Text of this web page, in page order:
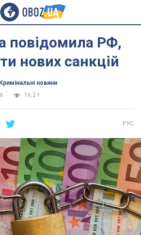
повідомила РФ,
нових санкцій
Кримінальні новини
16,2 т.
РУС